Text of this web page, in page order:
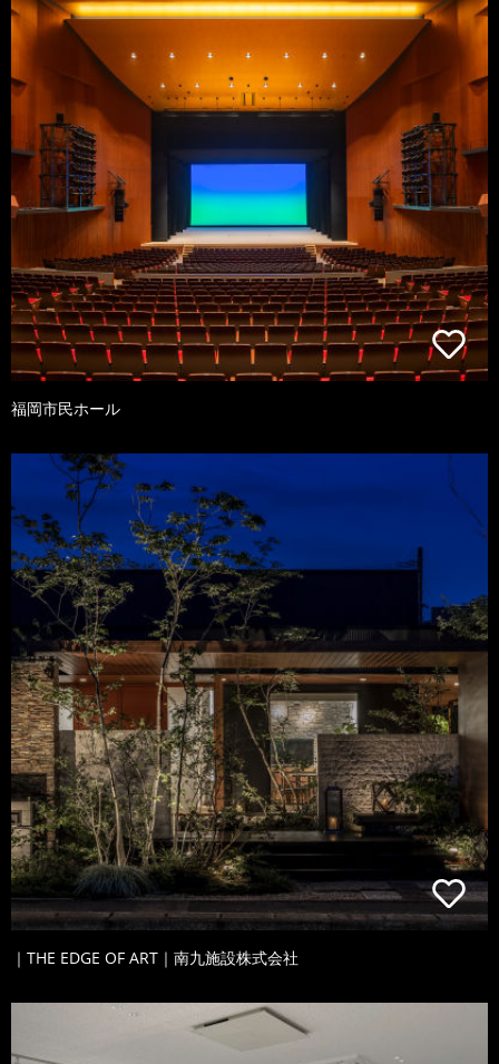
福岡市民ホール
｜THE EDGE OF ART｜南九施設株式会社